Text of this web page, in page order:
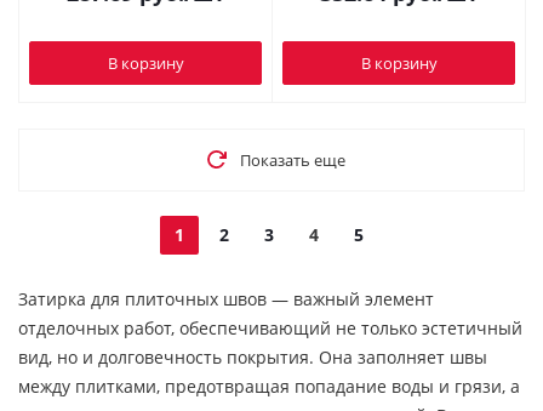
В корзину В корзину
Показать еще
1 2 3 4 5
Затирка для плиточных швов — важный элемент
отделочных работ, обеспечивающий не только эстетичный
вид, но и долговечность покрытия. Она заполняет швы
между плитками, предотвращая попадание воды и грязи, а